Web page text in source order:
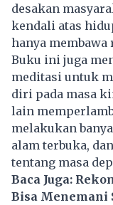
desakan
kendali atas
hanya membawa
Buku ini juga
meditasi untuk
diri pada masa
lain
melakukan
alam terbuka,
tentang masa
Baca Juga:
Bisa Menemani